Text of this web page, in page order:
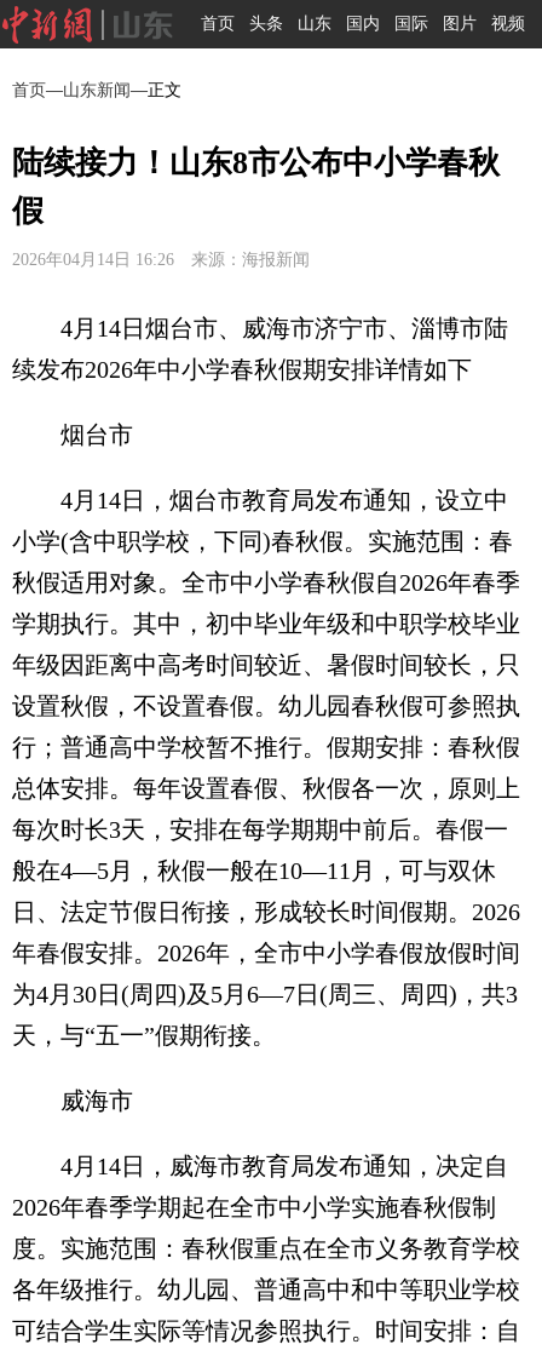
首页 头条 山东 国内 国际 图片 视频
首页—山东新闻—正文
陆续接力！山东8市公布中小学春秋
假
2026年04月14日 16:26 来源：海报新闻
4月14日烟台市、威海市济宁市、淄博市陆
续发布2026年中小学春秋假期安排详情如下
烟台市
4月14日，烟台市教育局发布通知，设立中
小学(含中职学校，下同)春秋假。实施范围：春
秋假适用对象。全市中小学春秋假自2026年春季
学期执行。其中，初中毕业年级和中职学校毕业
年级因距离中高考时间较近、暑假时间较长，只
设置秋假，不设置春假。幼儿园春秋假可参照执
行；普通高中学校暂不推行。假期安排：春秋假
总体安排。每年设置春假、秋假各一次，原则上
每次时长3天，安排在每学期期中前后。春假一
般在4—5月，秋假一般在10—11月，可与双休
日、法定节假日衔接，形成较长时间假期。2026
年春假安排。2026年，全市中小学春假放假时间
为4月30日(周四)及5月6—7日(周三、周四)，共3
天，与“五一”假期衔接。
威海市
4月14日，威海市教育局发布通知，决定自
2026年春季学期起在全市中小学实施春秋假制
度。实施范围：春秋假重点在全市义务教育学校
各年级推行。幼儿园、普通高中和中等职业学校
可结合学生实际等情况参照执行。时间安排：自